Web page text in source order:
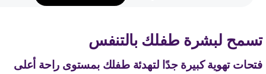
تسمح لبشرة طفلك بالتنفس
فتحات تهوية كبيرة جدًا لتهدئة طفلك بمستوى راحة أعلى